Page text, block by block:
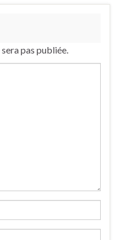
pas publiée.